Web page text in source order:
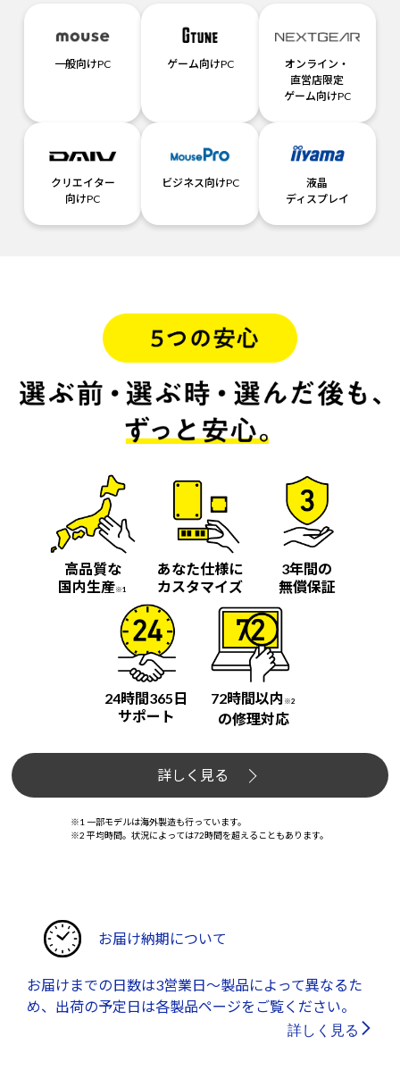
一般向けPC ゲーム向けPC
オンライン・
直営店限定
ゲーム向けPC
クリエイター
向けPC
ビジネス向けPC
液晶
ディスプレイ
高品質な
国内生産※1
あなた仕様に
カスタマイズ
3年間の
無償保証
24時間365日
サポート
72時間以内 ※2
の修理対応
詳しく見る
※1 一部モデルは海外製造も行っています。
※2 平均時間。状況によっては72時間を超えることもあります。
お届け納期について
お届けまでの日数は3営業日～製品によって異なるた
め、出荷の予定日は各製品ページをご覧ください。
詳しく見る